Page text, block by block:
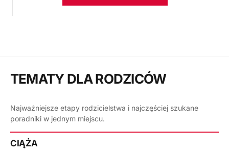
TEMATY DLA RODZICÓW
Najważniejsze etapy rodzicielstwa i najczęściej szukane
poradniki w jednym miejscu.
CIĄŻA